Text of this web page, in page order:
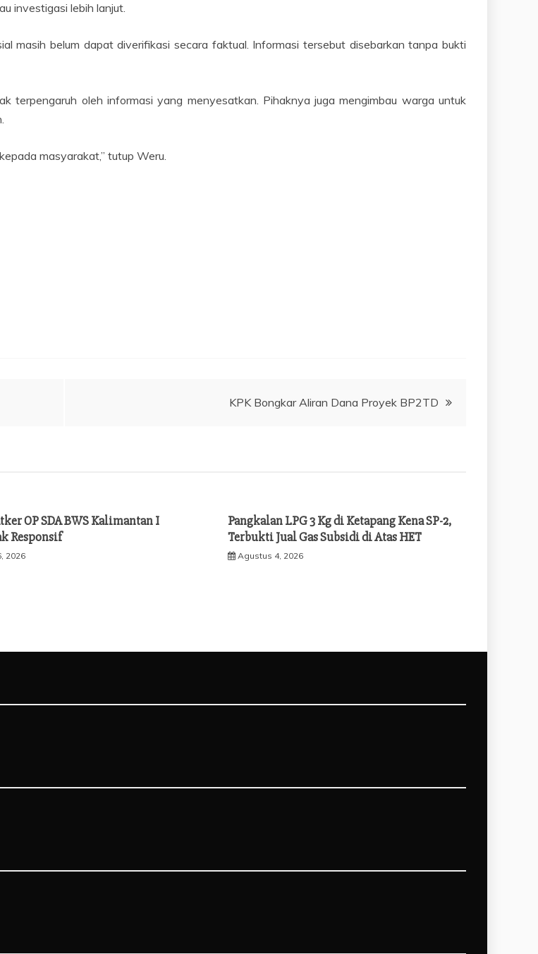
investigasi lebih lanjut.
masih belum dapat diverifikasi secara faktual. Informasi tersebut disebarkan tanpa bukti
terpengaruh oleh informasi yang menyesatkan. Pihaknya juga mengimbau warga untuk
masyarakat,” tutup Weru.
KPK Bongkar Aliran Dana Proyek BP2TD
OP SDA BWS Kalimantan I
Responsif
2026
Pangkalan LPG 3 Kg di Ketapang Kena SP-2,
Terbukti Jual Gas Subsidi di Atas HET
Agustus 4, 2026